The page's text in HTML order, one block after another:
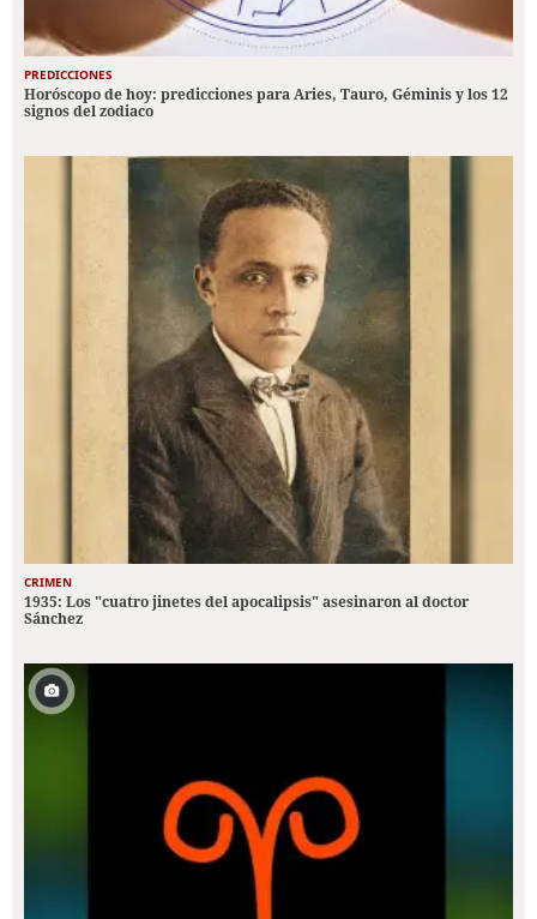
PREDICCIONES
Horóscopo de hoy: predicciones para Aries, Tauro, Géminis y los 12
signos del zodiaco
CRIMEN
1935: Los "cuatro jinetes del apocalipsis" asesinaron al doctor
Sánchez